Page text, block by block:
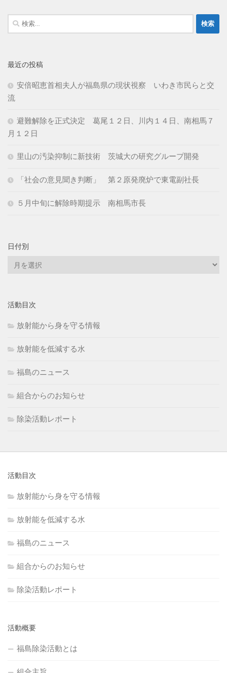
検
索:
最近の投稿
安倍昭恵首相夫人が福島県の現状視察 いわき市民らと交
流
避難解除を正式決定 葛尾１２日、川内１４日、南相馬７
月１２日
里山の汚染抑制に新技術 茨城大の研究グループ開発
「社会の意見聞き判断」 第２原発廃炉で東電副社長
５月中旬に解除時期提示 南相馬市長
日付別
活動目次
放射能から身を守る情報
放射能を低減する水
福島のニュース
組合からのお知らせ
除染活動レポート
活動目次
放射能から身を守る情報
放射能を低減する水
福島のニュース
組合からのお知らせ
除染活動レポート
活動概要
福島除染活動とは